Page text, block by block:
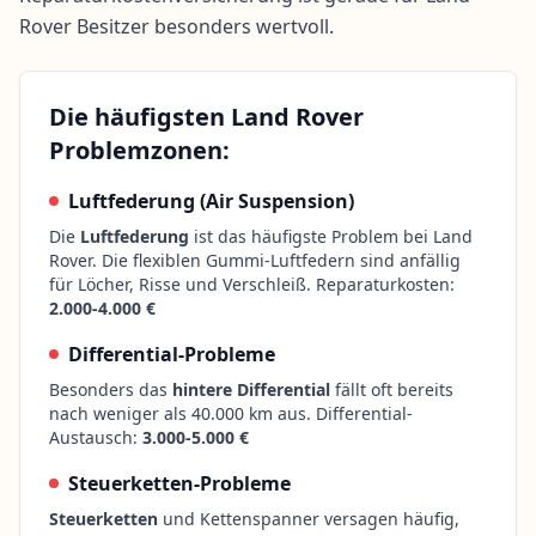
Rover Besitzer besonders wertvoll.
Die häufigsten Land Rover
Problemzonen:
Luftfederung (Air Suspension)
Die Luftfederung ist das häufigste Problem bei Land
Rover. Die flexiblen Gummi-Luftfedern sind anfällig
für Löcher, Risse und Verschleiß. Reparaturkosten:
2.000-4.000 €
Differential-Probleme
Besonders das hintere Differential fällt oft bereits
nach weniger als 40.000 km aus. Differential-
Austausch: 3.000-5.000 €
Steuerketten-Probleme
Steuerketten und Kettenspanner versagen häufig,